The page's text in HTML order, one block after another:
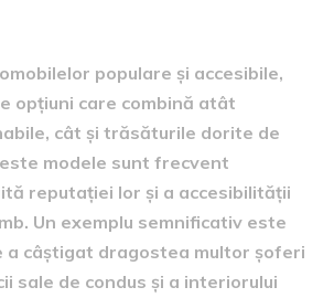
populare și accesibile,
opțiuni care combină atât
cât și trăsăturile dorite de
modele sunt frecvent
reputației lor și a accesibilității
Un exemplu semnificativ este
a câștigat dragostea multor șoferi
sale de condus și a interiorului